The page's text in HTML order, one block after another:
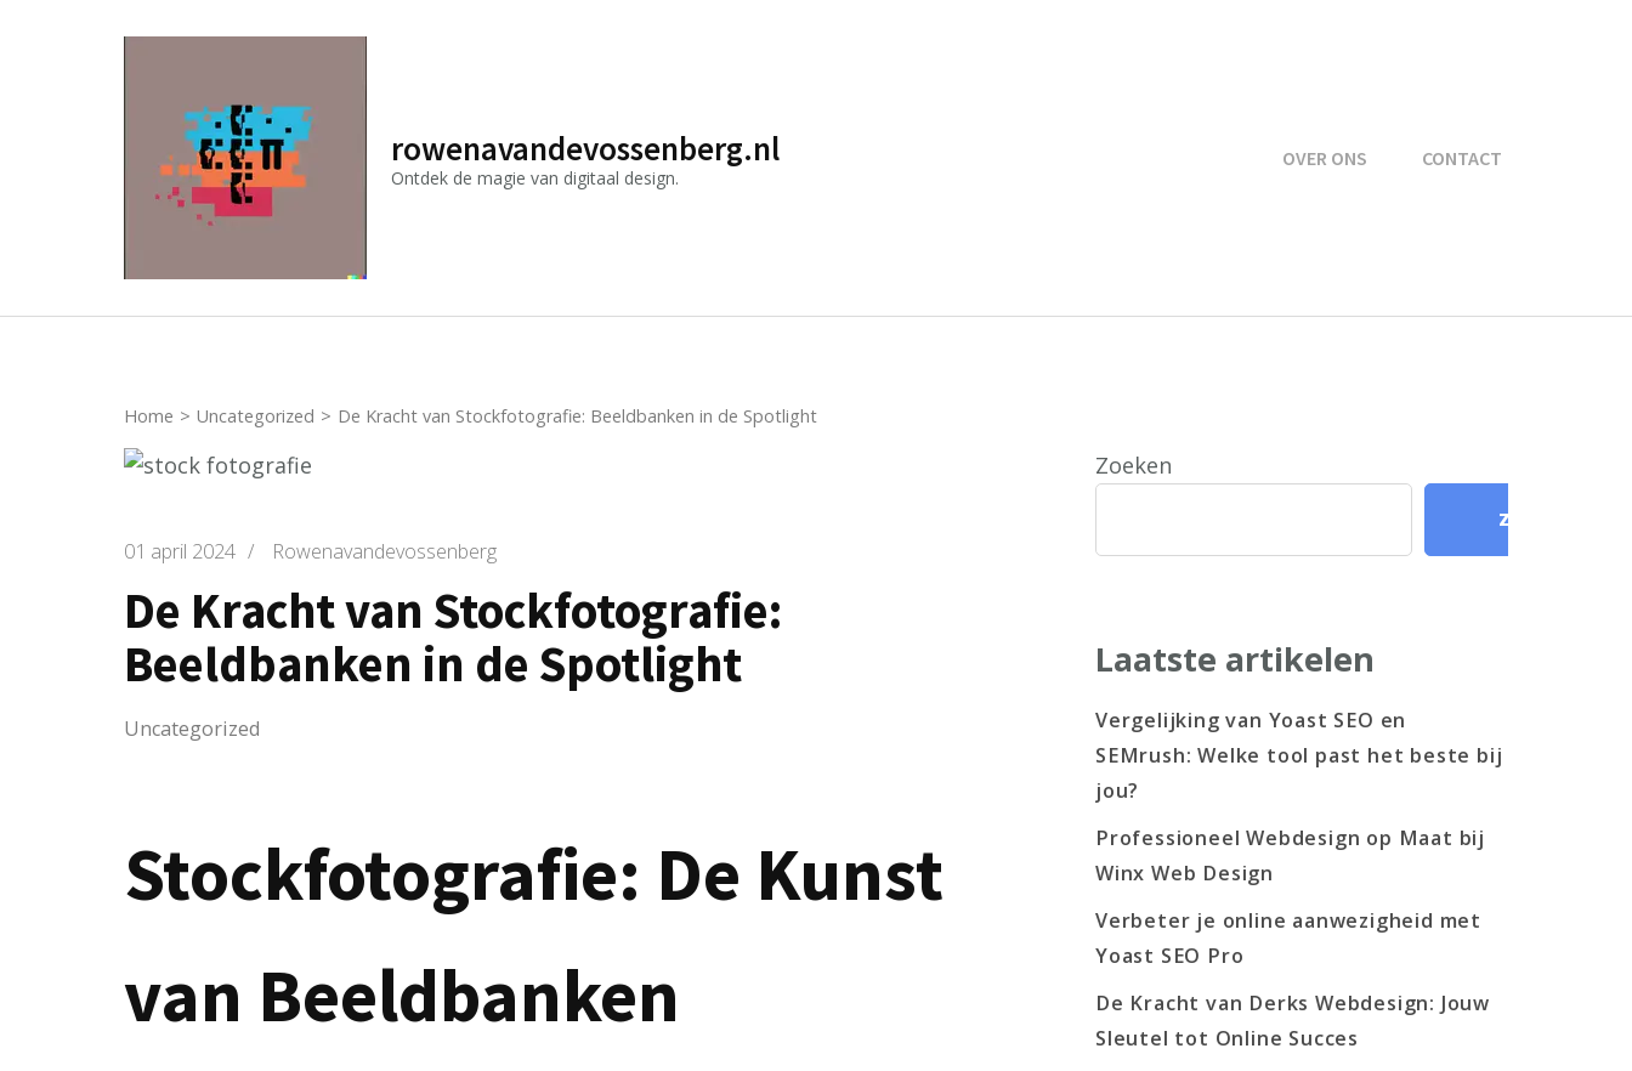
rowenavandevossenberg.nl
Ontdek de magie van digitaal design.
OVER ONS CONTACT
Home > Uncategorized > De Kracht van Stockfotografie: Beeldbanken in de Spotlight
01 april 2024 / Rowenavandevossenberg
De Kracht van Stockfotografie:
Beeldbanken in de Spotlight
Uncategorized
Stockfotografie: De Kunst
van Beeldbanken
Zoeken
Zoeken
Laatste artikelen
Vergelijking van Yoast SEO en
SEMrush: Welke tool past het beste bij
jou?
Professioneel Webdesign op Maat bij
Winx Web Design
Verbeter je online aanwezigheid met
Yoast SEO Pro
De Kracht van Derks Webdesign: Jouw
Sleutel tot Online Succes